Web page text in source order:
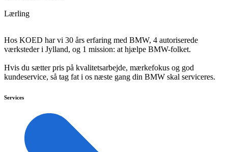
Lærling
Hos KOED har vi 30 års erfaring med BMW, 4 autoriserede
værksteder i Jylland, og 1 mission: at hjælpe BMW-folket.
Hvis du sætter pris på kvalitetsarbejde, mærkefokus og god
kundeservice, så tag fat i os næste gang din BMW skal serviceres.
Services